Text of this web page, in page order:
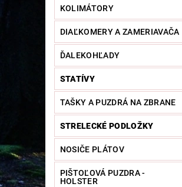
KOLIMÁTORY
DIAĽKOMERY A ZAMERIAVAČA
ĎALEKOHĽADY
STATÍVY
TAŠKY A PUZDRÁ NA ZBRANE
STRELECKÉ PODLOŽKY
NOSIČE PLÁTOV
PIŠTOĽOVÁ PUZDRA -
HOLSTER